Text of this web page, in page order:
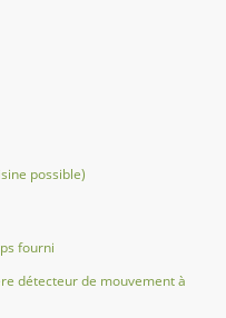
possible)
fourni
détecteur de mouvement à